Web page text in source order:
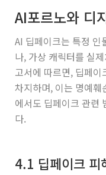
AI포르노와 디
AI 딥페이크는 특정 인
나, 가상 캐릭터를 실
고서에 따르면, 딥페
차지하며, 이는 명예
에서도 딥페이크 관련
다.
4.1 딥페이크 피